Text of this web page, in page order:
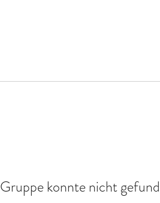
Gruppe konnte nicht